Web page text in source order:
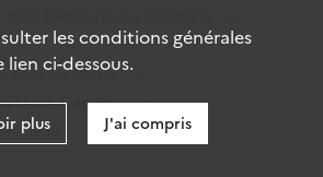
1940 (articles 503-1073).
en Chine.
de Tien-Tsin.
1938.
les conditions générales
lien ci-dessous.
plus J'ai compris